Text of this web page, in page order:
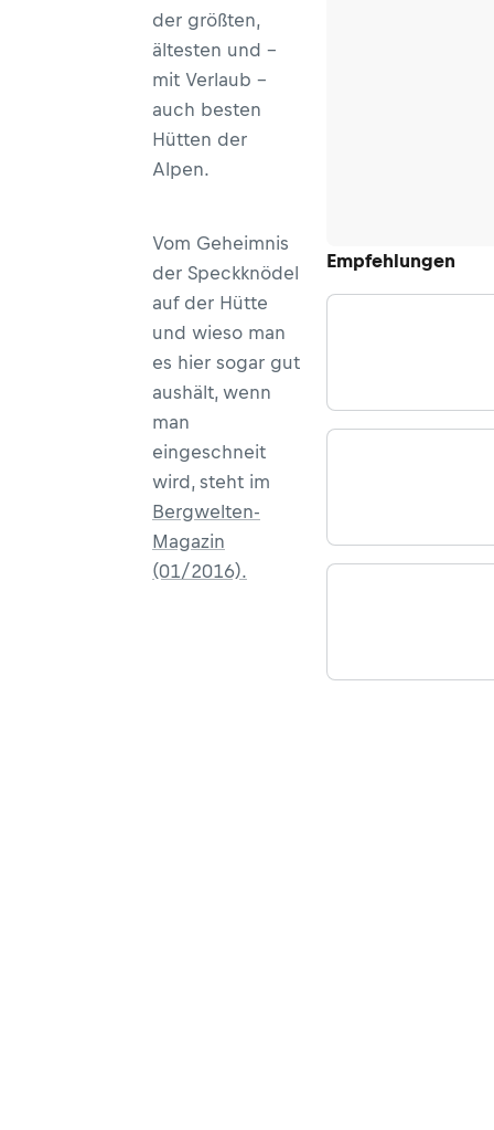
Empfehlungen
der größten,
ältesten und –
mit Verlaub –
auch besten
Hütten der
Alpen.
Vom Geheimnis
der Speckknödel
auf der Hütte
und wieso man
es hier sogar gut
aushält, wenn
man
eingeschneit
wird, steht im
Bergwelten-
Magazin
(01/2016).